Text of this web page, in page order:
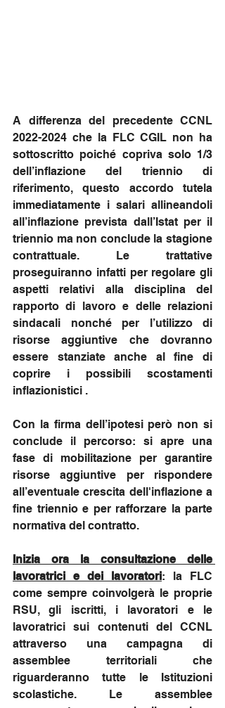
A differenza del precedente CCNL
2022-2024 che la FLC CGIL non ha
sottoscritto poiché copriva solo 1/3
dell’inflazione del triennio di
riferimento, questo accordo tutela
immediatamente i salari allineandoli
all’inflazione prevista dall’Istat per il
triennio ma non conclude la stagione
contrattuale. Le trattative
proseguiranno infatti per regolare gli
aspetti relativi alla disciplina del
rapporto di lavoro e delle relazioni
sindacali nonché per l’utilizzo di
risorse aggiuntive che dovranno
essere stanziate anche al fine di
coprire i possibili scostamenti
inflazionistici .
Con la firma dell’ipotesi però non si
conclude il percorso: si apre una
fase di mobilitazione per garantire
risorse aggiuntive per rispondere
all’eventuale crescita dell'inflazione a
fine triennio e per rafforzare la parte
normativa del contratto.
Inizia ora la consultazione delle
lavoratrici e dei lavoratori: la FLC
come sempre coinvolgerà le proprie
RSU, gli iscritti, i lavoratori e le
lavoratrici sui contenuti del CCNL
attraverso una campagna di
assemblee territoriali che
riguarderanno tutte le Istituzioni
scolastiche. Le assemblee